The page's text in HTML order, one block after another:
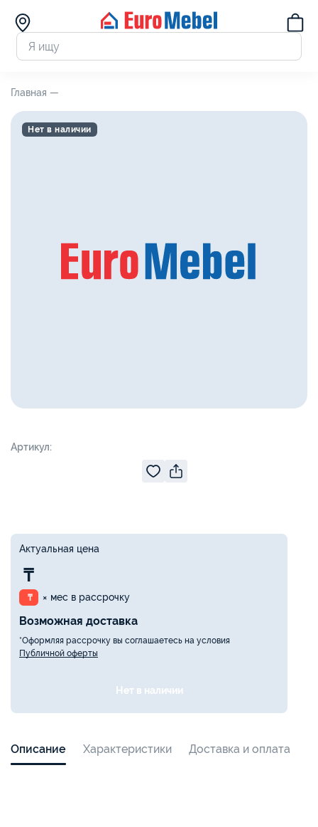
Главная —
Артикул:
Нет в наличии
Актуальная цена
₸
₸ × мес в рассрочку
Возможная доставка
*Оформляя рассрочку вы соглашаетесь на условия
Публичной оферты
Нет в наличии
Описание Характеристики Доставка и оплата